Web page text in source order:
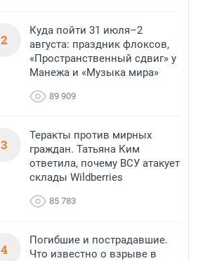
2
Куда пойти 31 июля–2
августа: праздник флоксов,
«Пространственный сдвиг» у
Манежа и «Музыка мира»
89 909
3
Теракты против мирных
граждан. Татьяна Ким
ответила, почему ВСУ атакует
склады Wildberries
85 783
4
Погибшие и пострадавшие.
Что известно о взрыве в